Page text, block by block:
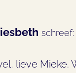
schreef:
lieve Mieke.